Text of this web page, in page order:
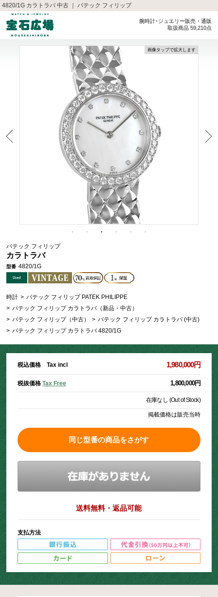
4820/1G カラトラバ 中古 ｜ パテック フィリップ
腕時計･ジュエリー販売・通販
取扱商品 59,210点
画像タップで拡大します
パテック フィリップ
カラトラバ
型番 4820/1G
時計 > パテック フィリップ PATEK PHILIPPE
> パテック フィリップ カラトラバ（新品・中古）
> パテック フィリップ（中古） > パテック フィリップ カラトラバ (中古)
> パテック フィリップ カラトラバ 4820/1G
税込価格 Tax incl 1,980,000円
税抜価格 Tax Free 1,800,000円
在庫なし (Out of Stock)
掲載価格は販売当時
同じ型番の商品をさがす
送料無料・返品可能
支払方法